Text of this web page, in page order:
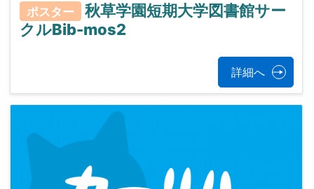
ポスター
秋草学園短期大学図書館サー
クルBib-mos2
詳細へ